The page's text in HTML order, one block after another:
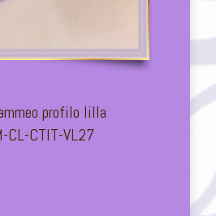
profilo lilla
CL-CTIT-VL27